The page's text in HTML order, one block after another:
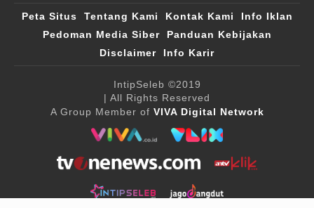
Peta Situs Tentang Kami Kontak Kami
Info Iklan
Pedoman Media Siber
Panduan Kebijakan
Disclaimer
Info Karir
IntipSeleb ©2019
| All Rights Reserved
A Group Member of VIVA Digital Network